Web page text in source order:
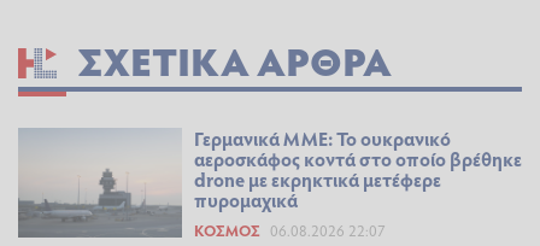
ΣΧΕΤΙΚΆ ΆΡΘΡΑ
Γερμανικά ΜΜΕ: Το ουκρανικό
αεροσκάφος κοντά στο οποίο βρέθηκε
drone με εκρηκτικά μετέφερε
πυρομαχικά
ΚΌΣΜΟΣ 06.08.2026 22:07